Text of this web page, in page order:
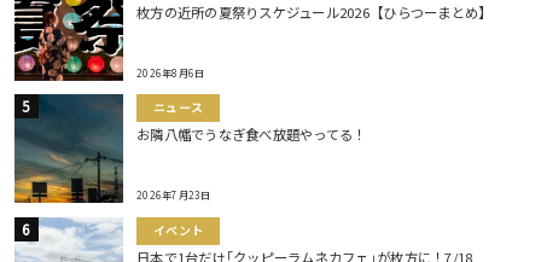
枚方の近所の夏祭りスケジュール2026【ひらつーまとめ】
2026年8月6日
ニュース
お隣八幡でうなぎ食べ放題やってる！
2026年7月23日
イベント
日本で1台だけ｢クッピーラムネカフェ｣が枚方に！7/18